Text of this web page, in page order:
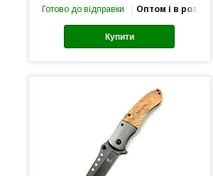
Готово до відправки Оптом і в роздріб
Купити